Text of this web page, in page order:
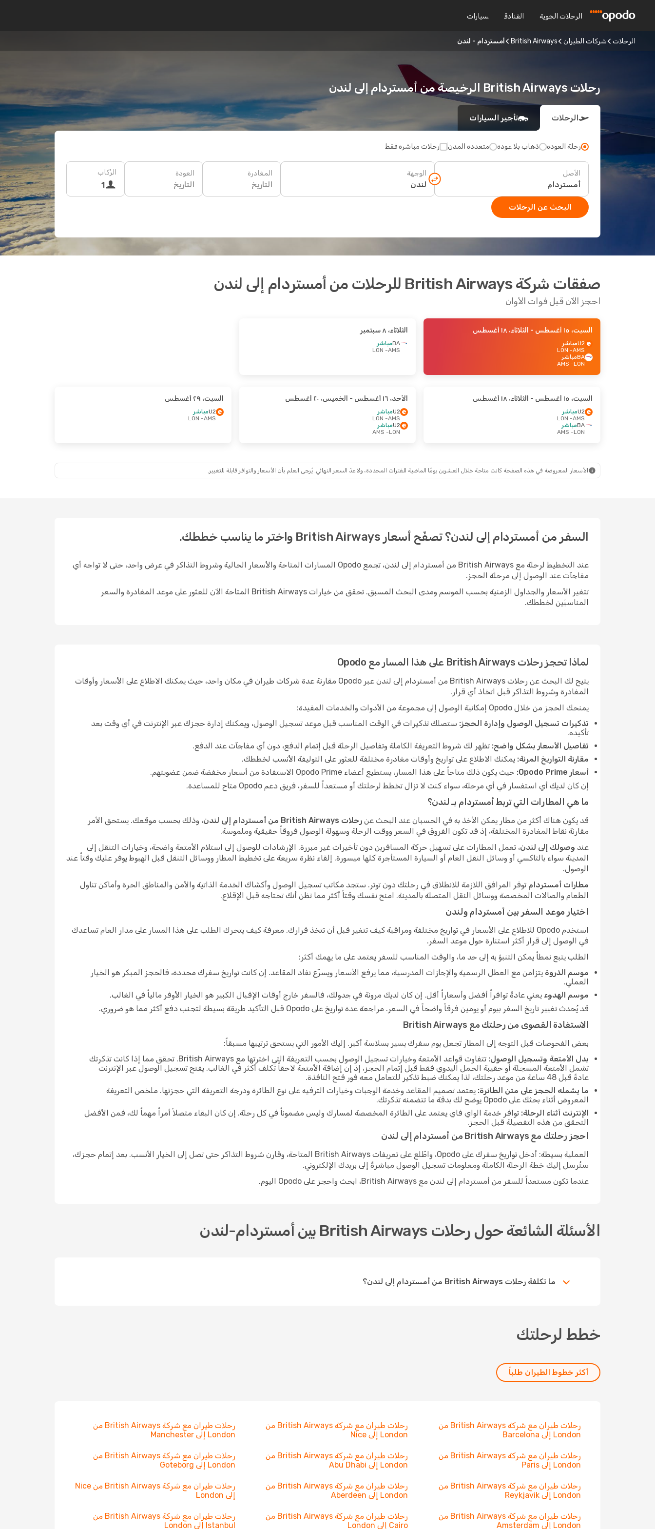
الرحلات الجوية الفنادق سيارات
الرحلات شركات الطيران British Airways أمستردام - لندن
رحلات British Airways الرخيصة من أمستردام إلى لندن
الرحلات تأجير السيارات
رحلة العودة ذهاب بلا عودة متعددة المدن رحلات مباشرة فقط
الأصل الوجهة المغادرة
التاريخ
العودة
التاريخ
الرُكاب
1
البحث عن الرحلات
صفقات شركة British Airways للرحلات من أمستردام إلى لندن
احجز الآن قبل فوات الأوان
السبت، ١٥ أغسطس - الثلاثاء، ١٨ أغسطس
U2مباشر
AMS
- LON
BAمباشر
LON
- AMS
الثلاثاء، ٨ سبتمبر
BAمباشر
AMS
- LON
السبت، ١٥ أغسطس - الثلاثاء، ١٨ أغسطس
U2مباشر
AMS
- LON
BAمباشر
LON
- AMS
الأحد، ١٦ أغسطس - الخميس، ٢٠ أغسطس
U2مباشر
AMS
- LON
U2مباشر
LON
- AMS
السبت، ٢٩ أغسطس
U2مباشر
AMS
- LON
الأسعار المعروضة في هذه الصفحة كانت متاحة خلال العشرين يومًا الماضية للفترات المحددة، ولا عدّ السعر النهائي. يُرجى العلم بأن الأسعار والتوافر قابلة للتغيير.
السفر من أمستردام إلى لندن؟ تصفّح أسعار British Airways واختر ما يناسب خططك.
عند التخطيط لرحلة مع British Airways من أمستردام إلى لندن، تجمع Opodo المسارات المتاحة والأسعار الحالية وشروط التذاكر في عرض واحد، حتى لا تواجه أي
مفاجآت عند الوصول إلى مرحلة الحجز.
تتغير الأسعار والجداول الزمنية بحسب الموسم ومدى البحث المسبق. تحقق من خيارات British Airways المتاحة الآن للعثور على موعد المغادرة والسعر
المناسبَين لخططك.
لماذا تحجز رحلات British Airways على هذا المسار مع Opodo
يتيح لك البحث عن رحلات British Airways من أمستردام إلى لندن عبر Opodo مقارنة عدة شركات طيران في مكان واحد، حيث يمكنك الاطلاع على الأسعار وأوقات
المغادرة وشروط التذاكر قبل اتخاذ أي قرار.
يمنحك الحجز من خلال Opodo إمكانية الوصول إلى مجموعة من الأدوات والخدمات المفيدة:
تذكيرات تسجيل الوصول وإدارة الحجز: ستصلك تذكيرات في الوقت المناسب قبل موعد تسجيل الوصول، ويمكنك إدارة حجزك عبر الإنترنت في أي وقت بعد
تأكيده.
تفاصيل الأسعار بشكل واضح: تظهر لك شروط التعريفة الكاملة وتفاصيل الرحلة قبل إتمام الدفع، دون أي مفاجآت عند الدفع.
مقارنة التواريخ المرنة: يمكنك الاطلاع على تواريخ وأوقات مغادرة مختلفة للعثور على التوليفة الأنسب لخططك.
أسعار Opodo Prime:
حيث يكون ذلك متاحاً على هذا المسار، يستطيع أعضاء Opodo Prime الاستفادة من أسعار مخفضة ضمن عضويتهم.
إن كان لديك أي استفسار في أي مرحلة، سواء كنت لا تزال تخطط لرحلتك أو مستعداً للسفر، فريق دعم Opodo متاح للمساعدة.
ما هي المطارات التي تربط أمستردام بـ لندن؟
قد يكون هناك أكثر من مطار يمكن الأخذ به في الحسبان عند البحث عن رحلات British Airways من أمستردام إلى لندن
، وذلك بحسب موقعك. يستحق الأمر
مقارنة نقاط المغادرة المختلفة، إذ قد تكون الفروق في السعر ووقت الرحلة وسهولة الوصول فروقاً حقيقية وملموسة.
عند وصولك إلى لندن، تعمل المطارات على تسهيل حركة المسافرين دون تأخيرات غير مبررة. الإرشادات للوصول إلى استلام الأمتعة واضحة، وخيارات التنقل إلى
المدينة سواء بالتاكسي أو وسائل النقل العام أو السيارة المستأجرة كلها ميسورة. إلقاء نظرة سريعة على تخطيط المطار ووسائل التنقل قبل الهبوط يوفر عليك وقتاً عند
الوصول.
مطارات أمستردام توفر المرافق اللازمة للانطلاق في رحلتك دون توتر. ستجد مكاتب تسجيل الوصول وأكشاك الخدمة الذاتية والأمن والمناطق الحرة وأماكن تناول
الطعام والصالات المخصصة ووسائل النقل المتصلة بالمدينة. امنح نفسك وقتاً أكثر مما تظن أنك تحتاجه قبل الإقلاع.
اختيار موعد السفر بين أمستردام ولندن
استخدم Opodo للاطلاع على الأسعار في تواريخ مختلفة ومراقبة كيف تتغير قبل أن تتخذ قرارك. معرفة كيف يتحرك الطلب على هذا المسار على مدار العام تساعدك
في الوصول إلى قرار أكثر استنارة حول موعد السفر.
الطلب يتبع نمطاً يمكن التنبؤ به إلى حد ما، والوقت المناسب للسفر يعتمد على ما يهمك أكثر:
موسم الذروة يتزامن مع العطل الرسمية والإجازات المدرسية، مما يرفع الأسعار ويسرّع نفاد المقاعد. إن كانت تواريخ سفرك محددة، فالحجز المبكر هو الخيار
العملي.
موسم الهدوء يعني عادةً توافراً أفضل وأسعاراً أقل. إن كان لديك مرونة في جدولك، فالسفر خارج أوقات الإقبال الكبير هو الخيار الأوفر مالياً في الغالب.
قد يُحدث تغيير تاريخ السفر بيوم أو يومين فرقاً واضحاً في السعر. مراجعة عدة تواريخ على Opodo قبل التأكيد طريقة بسيطة لتجنب دفع أكثر مما هو ضروري.
الاستفادة القصوى من رحلتك مع British Airways
بعض الفحوصات قبل التوجه إلى المطار تجعل يوم سفرك يسير بسلاسة أكبر. إليك الأمور التي يستحق ترتيبها مسبقاً:
بدل الأمتعة وتسجيل الوصول:
تتفاوت قواعد الأمتعة وخيارات تسجيل الوصول بحسب التعريفة التي اخترتها مع British Airways. تحقق مما إذا كانت تذكرتك
تشمل الأمتعة المسجلة أو حقيبة الحمل اليدوي فقط قبل إتمام الحجز، إذ إن إضافة الأمتعة لاحقاً تكلف أكثر في الغالب. يفتح تسجيل الوصول عبر الإنترنت
عادةً قبل 48 ساعة من موعد رحلتك، لذا يمكنك ضبط تذكير للتعامل معه فور فتح النافذة.
ما يشمله الحجز على متن الطائرة: يعتمد تصميم المقاعد وخدمة الوجبات وخيارات الترفيه على نوع الطائرة ودرجة التعريفة التي حجزتها. ملخص التعريفة
المعروض أثناء بحثك على Opodo يوضح لك بدقة ما تتضمنه تذكرتك.
الإنترنت أثناء الرحلة: توافر خدمة الواي فاي يعتمد على الطائرة المخصصة لمسارك وليس مضموناً في كل رحلة. إن كان البقاء متصلاً أمراً مهماً لك، فمن الأفضل
التحقق من هذه التفصيلة قبل الحجز.
احجز رحلتك مع British Airways من أمستردام إلى لندن
العملية بسيطة: أدخل تواريخ سفرك على Opodo، واطّلع على تعريفات British Airways المتاحة، وقارن شروط التذاكر حتى تصل إلى الخيار الأنسب. بعد إتمام حجزك،
ستُرسل إليك خطة الرحلة الكاملة ومعلومات تسجيل الوصول مباشرةً إلى بريدك الإلكتروني.
عندما تكون مستعداً للسفر من أمستردام إلى لندن مع British Airways، ابحث واحجز على Opodo اليوم.
الأسئلة الشائعة حول رحلات British Airways بين أمستردام-لندن
ما تكلفة رحلات British Airways من أمستردام إلى لندن؟
خطط لرحلتك
أكثر خطوط الطيران طلباً
رحلات طيران مع شركة British Airways من
London إلى Barcelona
رحلات طيران مع شركة British Airways من
London إلى Nice
رحلات طيران مع شركة British Airways من
London إلى Manchester
رحلات طيران مع شركة British Airways من
London إلى Paris
رحلات طيران مع شركة British Airways من
London إلى Abu Dhabi
رحلات طيران مع شركة British Airways من
London إلى Goteborg
رحلات طيران مع شركة British Airways من
London إلى Reykjavik
رحلات طيران مع شركة British Airways من
London إلى Aberdeen
رحلات طيران مع شركة British Airways من Nice
إلى London
رحلات طيران مع شركة British Airways من
London إلى Amsterdam
رحلات طيران مع شركة British Airways من
Cairo إلى London
رحلات طيران مع شركة British Airways من
Istanbul إلى London